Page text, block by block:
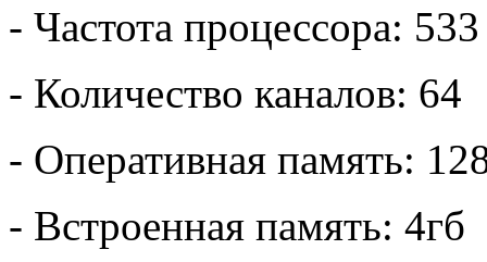
- Частота процессора:
- Количество каналов: 64
- Оперативная память:
- Встроенная память: 4гб